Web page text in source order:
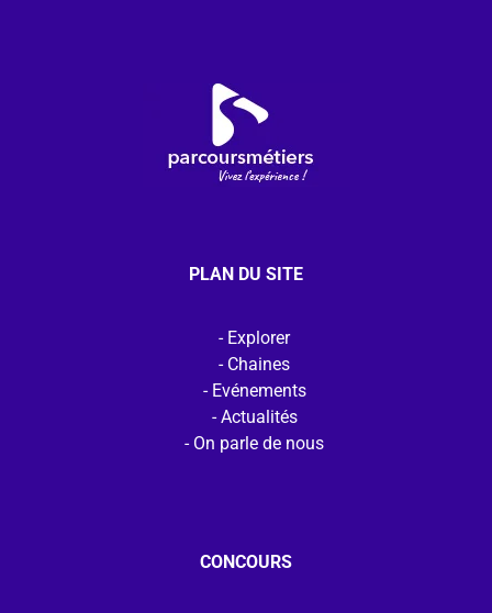
PLAN DU SITE
Explorer
Chaines
Evénements
Actualités
On parle de nous
CONCOURS